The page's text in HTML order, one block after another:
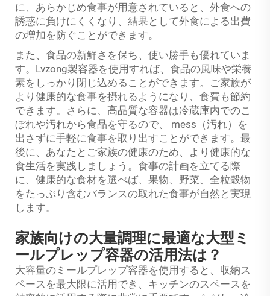
に、あらかじめ食事が用意されていると、外食への
誘惑に負けにくくなり、結果として外食による出費
の増加を防ぐことができます。
また、食品の新鮮さを保ち、使い勝手も優れていま
す。Lvzong製容器を使用すれば、食品の風味や栄養
素をしっかり閉じ込めることができます。ご家族が
より健康的な食事を摂れるようになり、食費も節約
できます。さらに、高品質な容器は冷蔵庫内でのこ
ぼれや汚れから食品を守るので、 mess（汚れ）を
出さずに手軽に食事を取り出すことができます。最
後に、あなたとご家族の健康のため、より健康的な
食生活を実践しましょう。食事の計画を立てる際
に、健康的な食材を選べば、果物、野菜、全粒穀物
をたっぷり含むバランスの取れた食事が自然と実現
します。
家族向けの大量調理に最適な大型ミ
ールプレップ容器の活用法は？
大容量のミールプレップ容器を使用すると、収納ス
ペースを最大限に活用でき、キッチンのスペースを